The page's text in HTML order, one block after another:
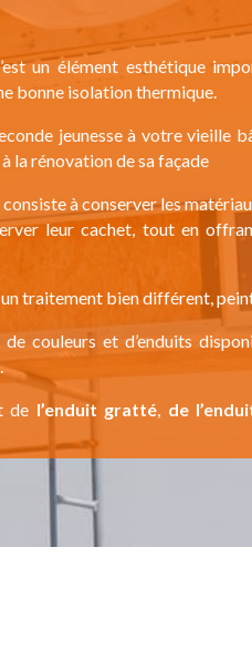
un élément esthétique
bonne isolation thermique.
jeunesse à votre vieille
la rénovation de sa façade
à conserver les
leur cachet, tout en
traitement bien différent,
couleurs et d’enduits
de l’enduit gratté de